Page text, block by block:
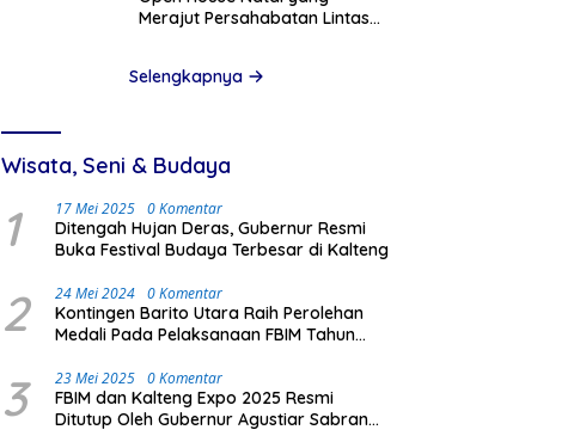
Merajut Persahabatan Lintas
Selengkapnya
Wisata, Seni & Budaya
1 17 Mei 2025 0 Komentar
Ditengah Hujan Deras, Gubernur Resmi
Buka Festival Budaya Terbesar di Kalteng
2 24 Mei 2024 0 Komentar
Kontingen Barito Utara Raih Perolehan
Medali Pada Pelaksanaan FBIM Tahun
3 23 Mei 2025 0 Komentar
FBIM dan Kalteng Expo 2025 Resmi
Ditutup Oleh Gubernur Agustiar Sabran